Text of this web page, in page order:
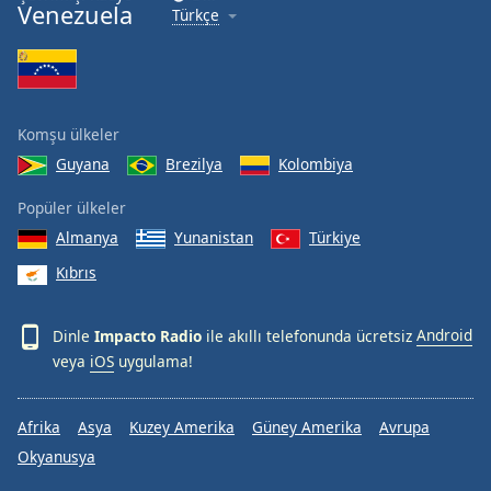
Venezuela
Türkçe
Komşu ülkeler
Guyana
Brezilya Kolombiya
Popüler ülkeler
Almanya
Yunanistan
Türkiye
Kıbrıs
Dinle Impacto Radio ile akıllı telefonunda ücretsiz Android
veya iOS uygulama!
Afrika Asya Kuzey Amerika Güney Amerika
Avrupa
Okyanusya